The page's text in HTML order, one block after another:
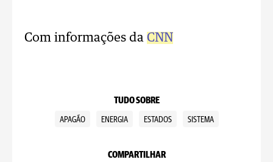
Com informações da CNN
TUDO SOBRE
APAGÃO ENERGIA ESTADOS SISTEMA
COMPARTILHAR